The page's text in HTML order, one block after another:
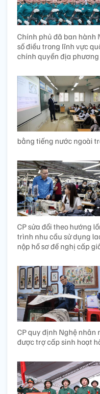
Chính phủ đã ban hành
số điều trong lĩnh vực
chính quyền địa
bằng tiếng nước ngoài
CP sửa đổi theo hướng
trình nhu cầu sử dụng
nộp hồ sơ đề nghị cấp
CP quy định Nghệ nhân
được trợ cấp sinh hoạt